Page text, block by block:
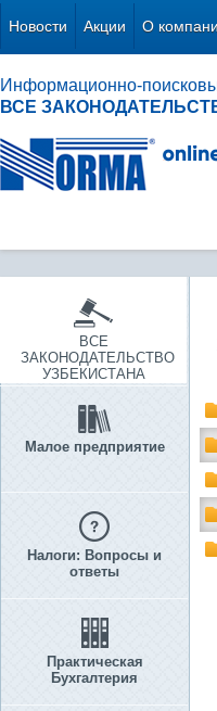
Новости Акции О
Информационно-
ВСЕ
ВСЕ
ЗАКОНОДАТЕЛЬСТВО
УЗБЕКИСТАНА
Малое предприятие
Налоги: Вопросы и
ответы
Практическая
Бухгалтерия